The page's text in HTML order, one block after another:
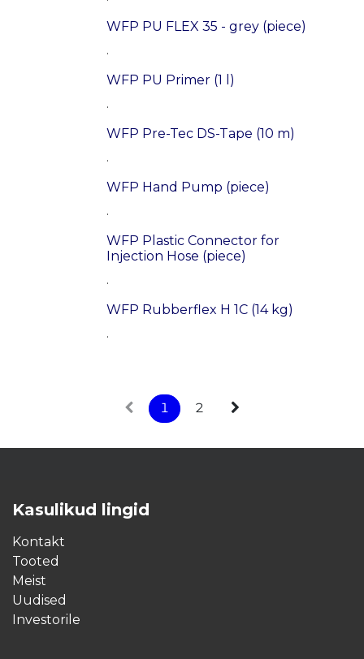
WFP PU FLEX 35 - grey (piece)
.
WFP PU Primer (1 l)
.
WFP Pre-Tec DS-Tape (10 m)
.
WFP Hand Pump (piece)
.
WFP Plastic Connector for
Injection Hose (piece)
.
WFP Rubberflex H 1C (14 kg)
.
1 2
Kasulikud lingid
Kontakt
Tooted
Meist
Uudised
Investorile